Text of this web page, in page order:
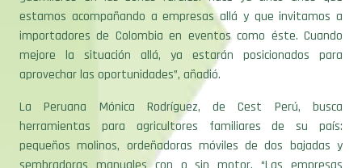
importadores de Colombia en eventos como éste. Cuando
mejore la situación allá, ya estarán posicionados para
aprovechar las oportunidades”, añadió.
La Peruana Mónica Rodríguez, de Cest Perú, busca
herramientas para agricultores familiares de su país:
pequeños molinos, ordeñadoras móviles de dos bajadas y
sembradoras manuales con o sin motor. “Las empresas
santafesinas Nova Siembra y Powell me propusieron